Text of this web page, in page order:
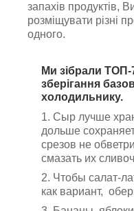
запахів продуктів,
розміщувати різні
одного.
Ми зібрали
зберігання
холодильнику.
1. Сыр лучше
дольше
срезов не
смазать их
2. Чтобы салат-
как вариант,